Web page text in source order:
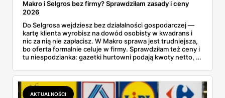
Makro i Selgros bez firmy? Sprawdziłam zasady i ceny
2026
Do Selgrosa wejdziesz bez działalności gospodarczej —
kartę klienta wyrobisz na dowód osobisty w kwadrans i
nic za nią nie zapłacisz. W Makro sprawa jest trudniejsza,
bo oferta formalnie celuje w firmy. Sprawdziłam też ceny i
tu niespodzianka: gazetki hurtowni podają kwoty netto, a
zawsze wygrywa — ta sama kawa ziarnista kosztuje w
Makro ponad dwa razy więcej niż w weekendowej
promocji dyskontu.
AKTUALNOŚCI